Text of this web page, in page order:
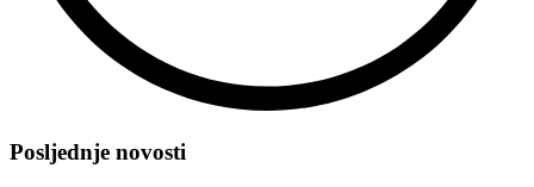
dan
petog
Posljednje novosti